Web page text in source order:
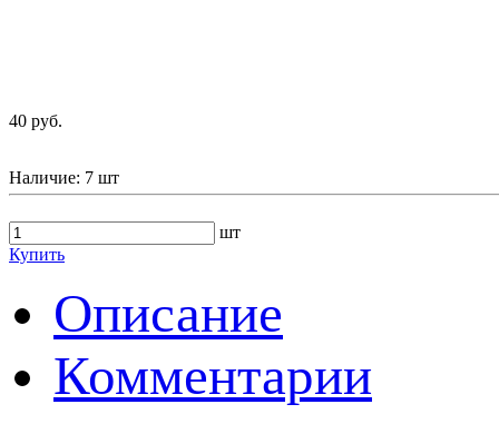
40 руб.
Наличие: 7 шт
шт
Купить
Описание
Комментарии